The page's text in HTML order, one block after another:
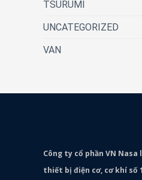
TSURUMI
UNCATEGORIZED
VAN
Công ty cổ phần VN
thiết bị điện cơ, cơ khí số